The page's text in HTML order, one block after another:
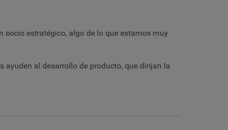
estratégico, algo de lo que estamos muy
ayuden al desarrollo de producto, que dirijan la